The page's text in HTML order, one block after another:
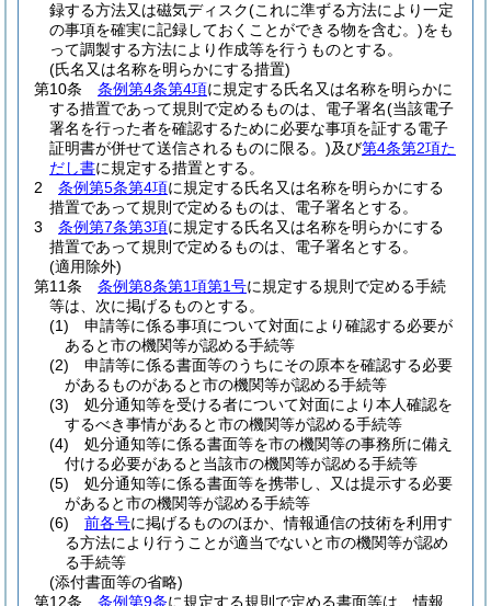
録する方法又は磁気ディスク(これに準ずる方法により一定
の事項を確実に記録しておくことができる物を含む。)をも
って調製する方法により作成等を行うものとする。
(氏名又は名称を明らかにする措置)
第10条
条例第4条第4項に規定する氏名又は名称を明らかに
する措置であって規則で定めるものは、電子署名(当該電子
署名を行った者を確認するために必要な事項を証する電子
証明書が併せて送信されるものに限る。)及び第4条第2項た
だし書に規定する措置とする。
2
条例第5条第4項に規定する氏名又は名称を明らかにする
措置であって規則で定めるものは、電子署名とする。
3
条例第7条第3項に規定する氏名又は名称を明らかにする
措置であって規則で定めるものは、電子署名とする。
(適用除外)
第11条
条例第8条第1項第1号に規定する規則で定める手続
等は、次に掲げるものとする。
(1)
申請等に係る事項について対面により確認する必要が
あると市の機関等が認める手続等
(2)
申請等に係る書面等のうちにその原本を確認する必要
があるものがあると市の機関等が認める手続等
(3)
処分通知等を受ける者について対面により本人確認を
するべき事情があると市の機関等が認める手続等
(4)
処分通知等に係る書面等を市の機関等の事務所に備え
付ける必要があると当該市の機関等が認める手続等
(5)
処分通知等に係る書面等を携帯し、又は提示する必要
があると市の機関等が認める手続等
(6)
前各号に掲げるもののほか、情報通信の技術を利用す
る方法により行うことが適当でないと市の機関等が認め
る手続等
(添付書面等の省略)
第12条
条例第9条に規定する規則で定める書面等は、情報